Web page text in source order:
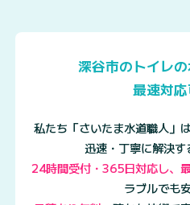
深谷市のトイレ
最速対応
私たち「さいたま水道職人」
迅速・丁寧に解決す
24時間受付・365日対応し、
ラブルでも